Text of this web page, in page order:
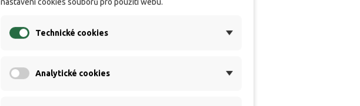
Technické cookies
Analytické cookies